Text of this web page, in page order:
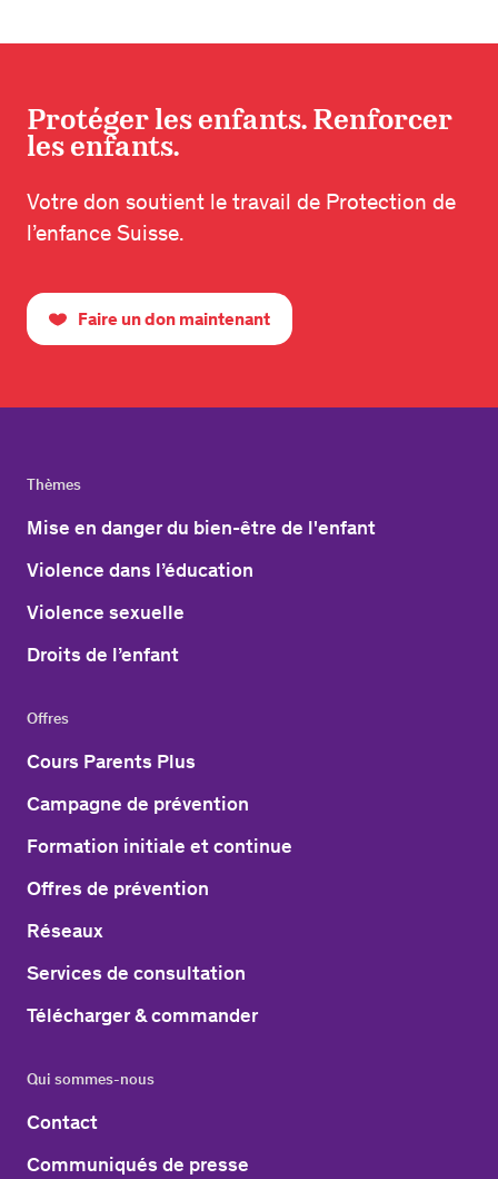
Protéger les enfants. Renforcer
les enfants.
Votre don soutient le travail de Protection de
l’enfance Suisse.
Faire un don maintenant
Thèmes
Mise en danger du bien-être de l'enfant
Violence dans l’éducation
Violence sexuelle
Droits de l’enfant
Offres
Cours Parents Plus
Campagne de prévention
Formation initiale et continue
Offres de prévention
Réseaux
Services de consultation
Télécharger & commander
Qui sommes-nous
Contact
Communiqués de presse